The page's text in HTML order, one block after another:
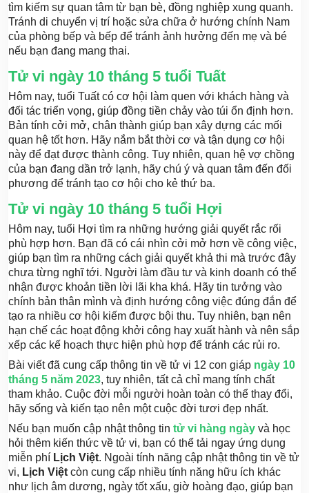
tìm kiếm sự quan tâm từ bạn bè, đồng nghiệp xung quanh.
Tránh di chuyển vị trí hoặc sửa chữa ở hướng chính Nam
của phòng bếp và bếp để tránh ảnh hưởng đến mẹ và bé
nếu bạn đang mang thai.
Tử vi ngày 10 tháng 5 tuổi Tuất
Hôm nay, tuổi Tuất có cơ hội làm quen với khách hàng và
đối tác triển vọng, giúp đồng tiền chảy vào túi ổn định hơn.
Bản tính cởi mở, chân thành giúp bạn xây dựng các mối
quan hệ tốt hơn. Hãy nắm bắt thời cơ và tận dụng cơ hội
này để đạt được thành công. Tuy nhiên, quan hệ vợ chồng
của bạn đang dần trở lạnh, hãy chú ý và quan tâm đến đối
phương để tránh tạo cơ hội cho kẻ thứ ba.
Tử vi ngày 10 tháng 5 tuổi Hợi
Hôm nay, tuổi Hợi tìm ra những hướng giải quyết rắc rối
phù hợp hơn. Bạn đã có cái nhìn cởi mở hơn về công việc,
giúp bạn tìm ra những cách giải quyết khả thi mà trước đây
chưa từng nghĩ tới. Người làm đầu tư và kinh doanh có thể
nhận được khoản tiền lời lãi kha khá. Hãy tin tưởng vào
chính bản thân mình và định hướng công việc đúng đắn để
tạo ra nhiều cơ hội kiếm được bội thu. Tuy nhiên, bạn nên
hạn chế các hoạt động khởi công hay xuất hành và nên sắp
xếp các kế hoạch thực hiện phù hợp để tránh các rủi ro.
Bài viết đã cung cấp thông tin về tử vi 12 con giáp ngày 10
tháng 5 năm 2023, tuy nhiên, tất cả chỉ mang tính chất
tham khảo. Cuộc đời mỗi người hoàn toàn có thể thay đổi,
hãy sống và kiến tạo nên một cuộc đời tươi đẹp nhất.
Nếu bạn muốn cập nhật thông tin tử vi hàng ngày và học
hỏi thêm kiến thức về tử vi, bạn có thể tải ngay ứng dụng
miễn phí Lịch Việt. Ngoài tính năng cập nhật thông tin về tử
vi, Lịch Việt còn cung cấp nhiều tính năng hữu ích khác
như lịch âm dương, ngày tốt xấu, giờ hoàng đạo, giúp bạn